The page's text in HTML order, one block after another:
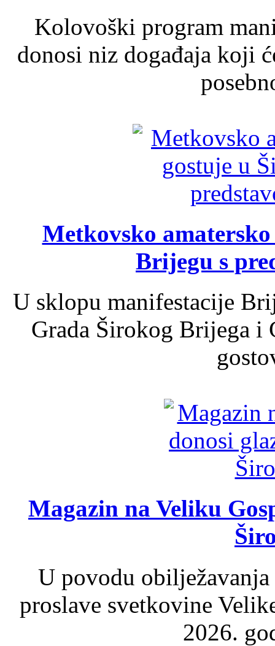
Kolovoški program
donosi niz događaja koji
Metkovsko
Brijegu s
U sklopu manifestacije
Grada Širokog Brijega
Magazin na Veliku
U povodu
proslave svetkovine
2026.